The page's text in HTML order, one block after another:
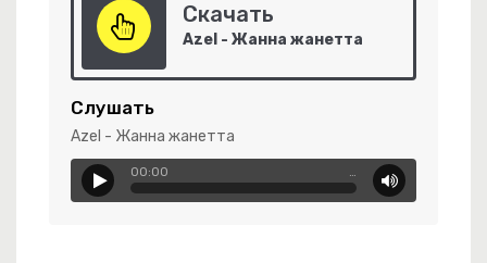
Скачать
Azel - Жанна жанетта
Слушать
Azel - Жанна жанетта
00:00 …
Сахарина
Урожай